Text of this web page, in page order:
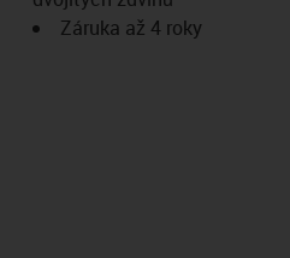
Záruka až 4 roky